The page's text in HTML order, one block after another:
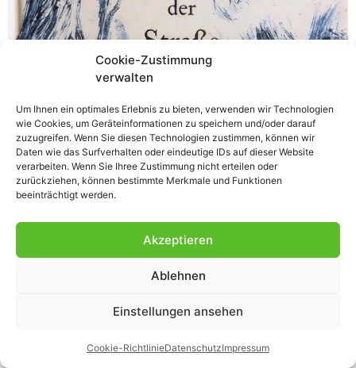
Cookie-Zustimmung
verwalten
Um Ihnen ein optimales Erlebnis zu bieten, verwenden wir Technologien
wie Cookies, um Geräteinformationen zu speichern und/oder darauf
zuzugreifen. Wenn Sie diesen Technologien zustimmen, können wir
Daten wie das Surfverhalten oder eindeutige IDs auf dieser Website
verarbeiten. Wenn Sie Ihree Zustimmung nicht erteilen oder
zurückziehen, können bestimmte Merkmale und Funktionen
beeinträchtigt werden.
Akzeptieren
Ablehnen
Einstellungen ansehen
Cookie-RichtlinieDatenschutzImpressum
Meine Auffassung, dass viele Autoren der Phantastik
sich mit Spiritualität beschäftigen, also sozusagen
Suchende sind, bestätigt sich immer wieder. Ganz
offensichtlich gehört Neil Gaiman in diese Kategorie.
Viele Beweise liefert beispielsweise „Der Ozean am
Ende der Straße“. Aus dem Klappentext Sussex,
England. Ein Mann kehrt in seinen Heimatort zurück.
Wie durch Magie zieht es ihn […]